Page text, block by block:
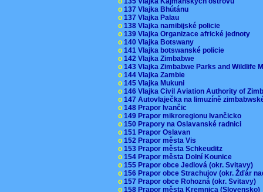
o 137 Vlajka Bhútánu
o 137 Vlajka Palau
o 138 Vlajka namibijské policie
o 139 Vlajka Organizace africké jednoty
o 140 Vlajka Botswany
o 141 Vlajka botswanské policie
o 142 Vlajka Zimbabwe
o 143 Vlajka Zimbabwe Parks and Wildlife
o 144 Vlajka Zambie
o 145 Vlajka Mukuni
o 146 Vlajka Civil Aviation Authority of
o 147 Autovlaječka na limuzíně
o 148 Prapor Ivančic
o 149 Prapor mikroregionu Ivančicko
o 150 Prapory na Oslavanské radnici
o 151 Prapor Oslavan
o 152 Prapor města Vis
o 153 Prapor města Schkeuditz
o 154 Prapor města Dolní Kounice
o 155 Prapor obce Jedlová (okr. Svitavy)
o 156 Prapor obce Strachujov (okr. Žďár
o 157 Prapor obce Rohozná (okr. Svitavy)
o 158 Prapor města Kremnica (Slovensko)